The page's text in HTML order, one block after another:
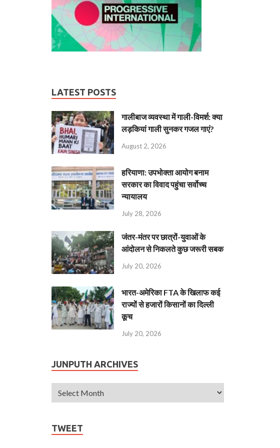
LATEST POSTS
गालीबाज व्‍यवस्‍था में गाली-विमर्श: क्या
लड़कियां गाली सुनकर गजल गाएं?
August 2, 2026
हरियाणा: उपभोक्ता आयोग बनाम
सरकार का विवाद पहुंचा सर्वोच्च
न्यायालय
July 28, 2026
जंतर-मंतर पर छात्रों-युवाओं के
आंदोलन से निकलते कुछ जरूरी सबक
July 20, 2026
भारत-अमेरिका FTA के खिलाफ कई
राज्यों से हजारों किसानों का दिल्ली
कूच
July 20, 2026
JUNPUTH ARCHIVES
TWEET